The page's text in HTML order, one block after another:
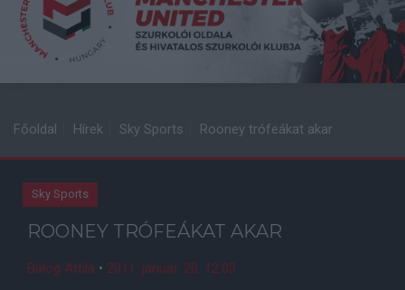
Főoldal Hírek Sky Sports Rooney trófeákat akar
Sky Sports
ROONEY TRÓFEÁKAT AKAR
Balog Attila • 2011. január. 20. 12:03